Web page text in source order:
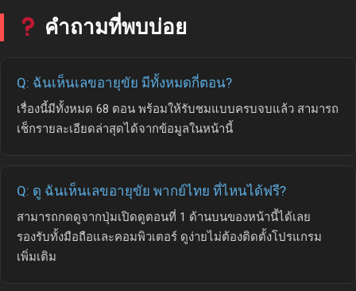
คำถามที่พบบ่อย
Q: ฉันเห็นเลขอายุขัย มีทั้งหมดกี่ตอน?
เรื่องนี้มีทั้งหมด 68 ตอน พร้อมให้รับชมแบบครบจบแล้ว สามารถ
เช็กรายละเอียดล่าสุดได้จากข้อมูลในหน้านี้
Q: ดู ฉันเห็นเลขอายุขัย พากย์ไทย ที่ไหนได้ฟรี?
สามารถกดดูจากปุ่มเปิดดูตอนที่ 1 ด้านบนของหน้านี้ได้เลย
รองรับทั้งมือถือและคอมพิวเตอร์ ดูง่ายไม่ต้องติดตั้งโปรแกรม
เพิ่มเติม